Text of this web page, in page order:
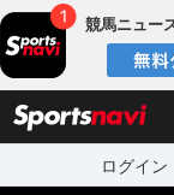
競馬ニュー
ログイン